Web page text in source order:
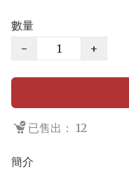
數量
−
+
已售出： 12
簡介